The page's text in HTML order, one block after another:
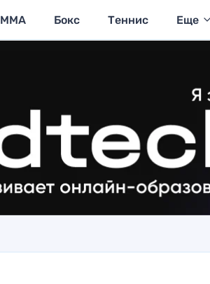
MMA Бокс Теннис Еще